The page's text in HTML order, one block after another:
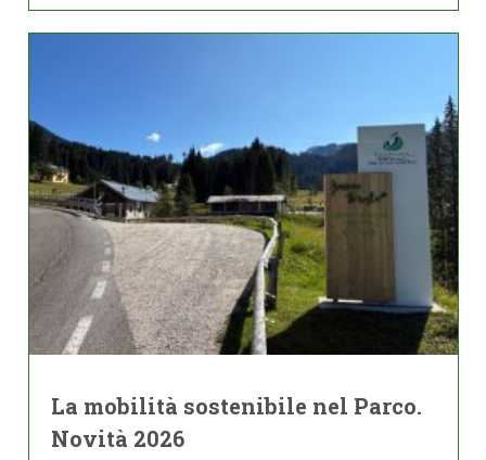
La mobilità sostenibile nel Parco.
Novità 2026